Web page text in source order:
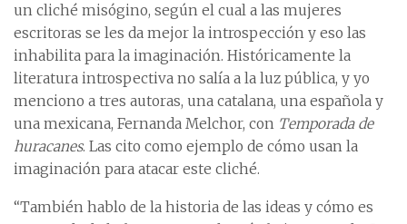
un cliché misógino, según el cual a las mujeres
escritoras se les da mejor la introspección y eso las
inhabilita para la imaginación. Históricamente la
literatura introspectiva no salía a la luz pública, y yo
menciono a tres autoras, una catalana, una española y
una mexicana, Fernanda Melchor, con Temporada de
huracanes. Las cito como ejemplo de cómo usan la
imaginación para atacar este cliché.
“También hablo de la historia de las ideas y cómo es